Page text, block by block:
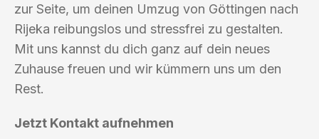
zur Seite, um deinen Umzug von Göttingen nach
Rijeka reibungslos und stressfrei zu gestalten.
Mit uns kannst du dich ganz auf dein neues
Zuhause freuen und wir kümmern uns um den
Rest.
Jetzt Kontakt aufnehmen